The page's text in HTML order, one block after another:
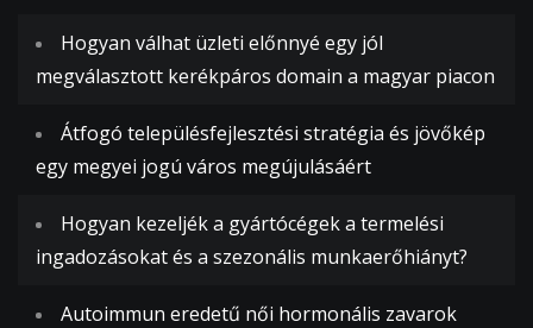
Hogyan válhat üzleti előnnyé egy jól
megválasztott kerékpáros domain a magyar piacon
Átfogó településfejlesztési stratégia és jövőkép
egy megyei jogú város megújulásáért
Hogyan kezeljék a gyártócégek a termelési
ingadozásokat és a szezonális munkaerőhiányt?
Autoimmun eredetű női hormonális zavarok